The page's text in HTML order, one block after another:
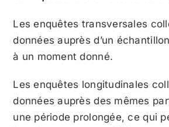
Les enquêtes transversales
données auprès d’un
à un moment donné.
Les enquêtes longitudinales
données auprès des mêmes
une période prolongée, ce qui